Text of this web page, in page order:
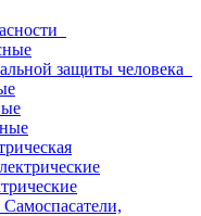
защиты человека